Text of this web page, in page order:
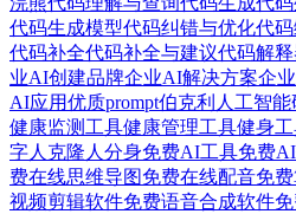
代码生成模型代码纠错与优化代
代码补全代码补全与建议代码解释
业AI创建品牌企业AI解决方案企
AI应用优质prompt伯克利人工智能
健康监测工具健康管理工具健身
字人 克隆人分身免费AI工具免费
费在线思维导图免费在线配音免
视频剪辑软件免费语音合成软件